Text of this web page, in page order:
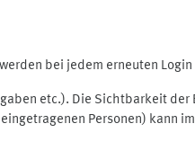
bei jedem erneuten
etc.). Die Sichtbarkeit der
Personen) kann